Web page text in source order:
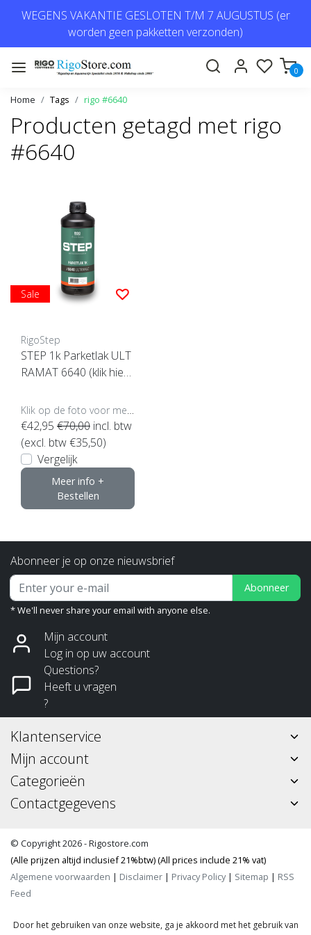
WEGENS VAKANTIE GESLOTEN T/M 7 AUGUSTUS (er
worden geen pakketten verzonden)
0
Home Tags rigo #6640
Producten getagd met rigo
#6640
Sale
RigoStep
STEP 1k Parketlak ULT
RAMAT 6640 (klik hier
€42,95 €70,00 incl. btw
(excl. btw €35,50)
Vergelijk
Meer info +
Bestellen
Abonneer je op onze nieuwsbrief
Abonneer
* We'll never share your email with anyone else.
Mijn account
Log in op uw account
Questions?
Heeft u vragen
?
Klantenservice
Mijn account
Categorieën
Contactgegevens
© Copyright 2026 - Rigostore.com
(Alle prijzen altijd inclusief 21%btw) (All prices include 21% vat)
Algemene voorwaarden | Disclaimer | Privacy Policy| Sitemap | RSS
Feed
Door het gebruiken van onze website, ga je akkoord met het gebruik van